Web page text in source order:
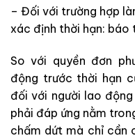
– Đối với trường hợp
xác định thời hạn:
So với quyền đơn
động trước thời hạn
đối với người lao
phải đáp ứng nằm
chấm dứt mà chỉ cần